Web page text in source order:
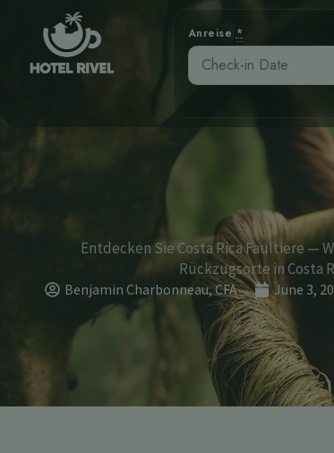
Anreise *
Entdecken Sie Costa Rica Faultiere —
Rückzugsorte in Costa
Benjamin Charbonneau, CFA June 3,